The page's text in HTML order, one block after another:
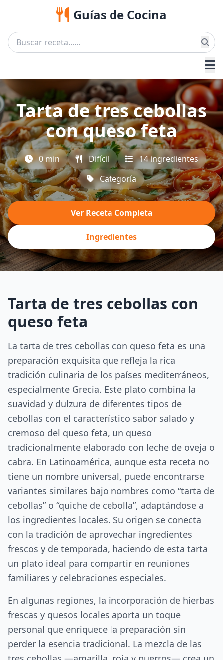
Guías de Cocina
Tarta de tres cebollas
con queso feta
0 min Difícil
14 ingredientes
Categoría
Ver Receta Completa
Ingredientes
Tarta de tres cebollas con
queso feta
La tarta de tres cebollas con queso feta es una
preparación exquisita que refleja la rica
tradición culinaria de los países mediterráneos,
especialmente Grecia. Este plato combina la
suavidad y dulzura de diferentes tipos de
cebollas con el característico sabor salado y
cremoso del queso feta, un queso
tradicionalmente elaborado con leche de oveja o
cabra. En Latinoamérica, aunque esta receta no
tiene un nombre universal, puede encontrarse
variantes similares bajo nombres como “tarta de
cebollas” o “quiche de cebolla”, adaptándose a
los ingredientes locales. Su origen se conecta
con la tradición de aprovechar ingredientes
frescos y de temporada, haciendo de esta tarta
un plato ideal para compartir en reuniones
familiares y celebraciones especiales.
En algunas regiones, la incorporación de hierbas
frescas y quesos locales aporta un toque
personal que enriquece la preparación sin
perder la esencia tradicional. La mezcla de las